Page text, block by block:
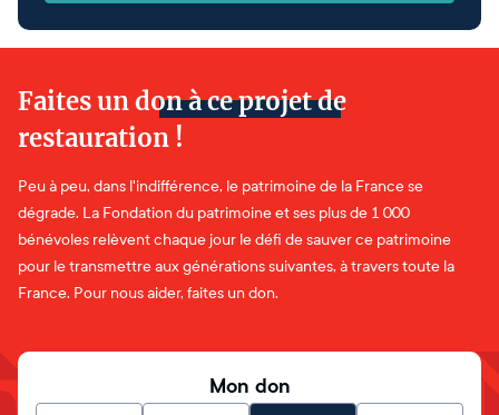
Faites un don à ce projet de
restauration !
Peu à peu, dans l'indifférence, le patrimoine de la France se
dégrade. La Fondation du patrimoine et ses plus de 1 000
bénévoles relèvent chaque jour le défi de sauver ce patrimoine
pour le transmettre aux générations suivantes, à travers toute la
France. Pour nous aider, faites un don.
Mon don